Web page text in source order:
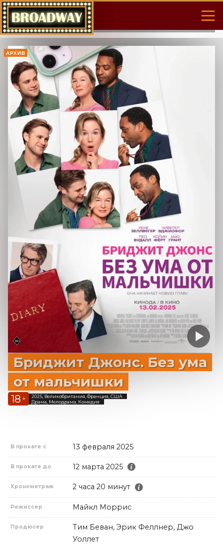
АРХИВ
Бриджит Джонс. Без ума
от мальчишки
18 +
2025, Великобритания, Франция, США
Драма, Мелодрама, Комедия
В прокате с 13 февраля 2025
В прокате до 12 марта 2025
Хронометраж 2 часа 20 минут
Режиссер Майкл Моррис
Продюсер
Тим Беван, Эрик Феллнер, Джо
Уоллет